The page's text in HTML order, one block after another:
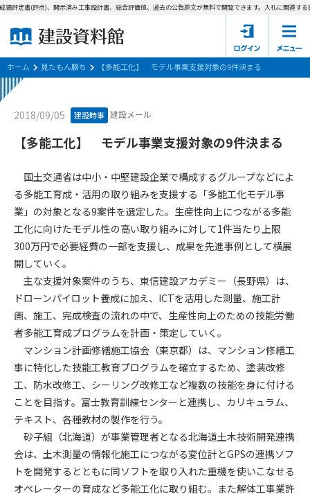
建設資料館とは
会員登録について
サポーター会員一覧
会員規約
定書(評点)、開示済み工事設計書、総合評価値、過去の公告原文が無料で閲覧できます。入札に関連する
ホーム 見たもん勝ち 【多能工化】 モデル事業支援対象の9件決まる
2018/09/05 建設時事 建設メール
【多能工化】 モデル事業支援対象の9件決まる
国土交通省は中小・中堅建設企業で構成するグループなどによ
る多能工育成・活用の取り組みを支援する「多能工化モデル事
業」の対象となる9案件を選定した。生産性向上につながる多能
工化に向けたモデル性の高い取り組みに対して1件当たり上限
300万円で必要経費の一部を支援し、成果を先進事例として横展
開していく。
主な支援対象案件のうち、東信建設アカデミー（長野県）は、
ドローンパイロット養成に加え、ICTを活用した測量、施工計
画、施工、完成検査の流れの中で、生産性向上のための技能労働
者多能工育成プログラムを計画・策定していく。
マンション計画修繕施工協会（東京都）は、マンション修繕工
事に特化した技能工教育プログラムを確立するため、塗装改修
工、防水改修工、シーリング改修工など複数の技能を身に付ける
ことを目指す。富士教育訓練センターと連携し、カリキュラム、
テキスト、各種教材の製作を行う。
砂子組（北海道）が事業管理者となる北海道土木技術開発連携
会は、土木測量の情報化施工につながる変位計とGPSの連携ソフ
トを開発するとともに同ソフトを取り入れた重機を使いこなせる
オペレーターの育成など多能工化に取り組む。また解体工事業許
パスワードの再発行
1. 本規約は、建設資料館が提供するサポーター会あ本員、無料
会員サービスの利用条件等について定めるものです。
2. 管理者が建設資料館WEB上で随時掲載するルールは本規約の
一部を構成するものとします。
第2条（規約の変更）
本規約は、会員の了承を得ることなく、随時変更されることが
あります。変更内容は、建設資料館WEB上に表示した時点で直
ちに全ての会員が了承したものとみなします。
第4条（会員審査および資格の取り消し）
会員とは、本規約を承諾の上、所定の会員申込手続きを完了
後、管理者がこれを承認した者をいいます。
第4条（会員の定義と登録）
1. 管理者は前条により審査の結果、会員申込みをした者が以下
の何れかの項目に該当することがわかった場合、その者の会
員としての権限を承認しないことがあります。
(1) 会員申し込みをした者が実在しなかった場合
(2) 本規約に違反した場合/li>